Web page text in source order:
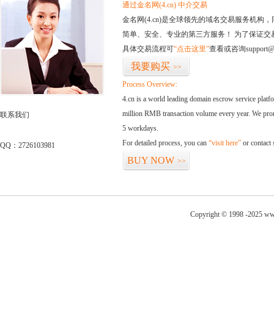
联系我们
QQ：2726103981
通过金名网(4.cn) 中介交易
金名网(4.cn)是全球领先的域名交易服务机构
简单、安全、专业的第三方服务！ 为了保证
具体交易流程可“点击这里”查看或咨询
我要购买 >>
Process Overview:
4.cn is a world leading domain escrow service
million RMB transaction volume every year. We
5 workdays.
For detailed process, you can “visit here” or contact
BUY NOW >>
Copyright © 1998 -2025